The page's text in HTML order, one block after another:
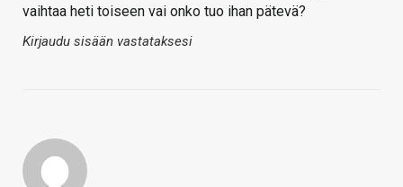
vaihtaa heti toiseen vai onko tuo ihan pätevä?
Kirjaudu sisään vastataksesi